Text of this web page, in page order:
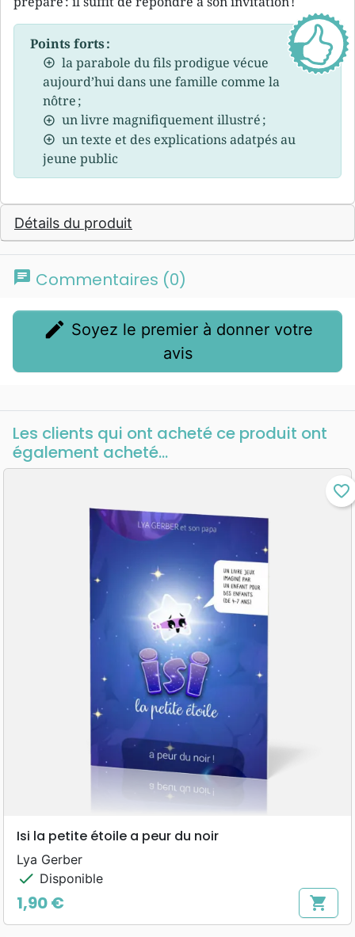
Points forts :
la parabole du fils prodigue vécue
aujourd’hui dans une famille comme la
nôtre ;
un livre magnifiquement illustré ;
un texte et des explications adatpés au
jeune public
Détails du produit
chat Commentaires (0)
edit
avis
Les clients qui ont acheté ce produit ont
également acheté...
favorite_border
Isi la petite étoile a peur du noir
Lya Gerber
check Disponible
Prix
1,90 € shopping_cart